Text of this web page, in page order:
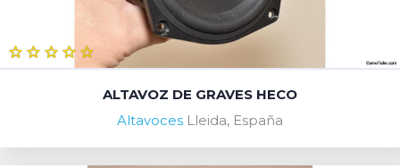
ALTAVOZ DE GRAVES HECO
Altavoces Lleida, España